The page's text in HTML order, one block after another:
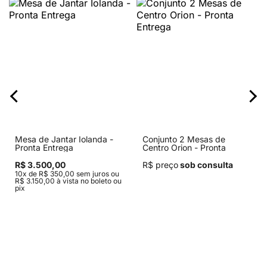
Mesa de Jantar Iolanda -
Pronta Entrega
R$ 3.500,00
10x de R$ 350,00 sem juros ou
R$ 3.150,00 à vista no boleto ou
pix
Conjunto 2 Mesas de
Centro Orion - Pronta
R$ preçosob consulta